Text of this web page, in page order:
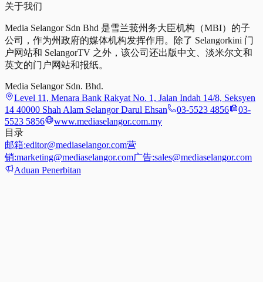
关于我们
Media Selangor Sdn Bhd 是雪兰莪州务大臣机构（MBI）的子
公司，作为州政府的媒体机构发挥作用。除了 Selangorkini 门
户网站和 SelangorTV 之外，该公司还出版中文、淡米尔文和
英文的门户网站和报纸。
Media Selangor Sdn. Bhd.
Level 11, Menara Bank Rakyat No. 1, Jalan Indah 14/8, Seksyen
14 40000 Shah Alam Selangor Darul Ehsan
03-5523 4856
03-
5523 5856
www.mediaselangor.com.my
目录
邮箱:editor@mediaselangor.com营
销:marketing@mediaselangor.com广告:sales@mediaselangor.com
Aduan Penerbitan